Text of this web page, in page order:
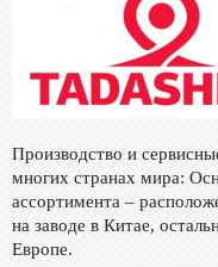
Производство и
многих странах мира:
ассортимента –
на заводе в Китае,
Европе.